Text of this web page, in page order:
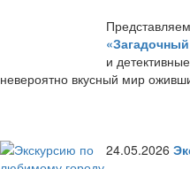
и
невероятно вкусный мир
24.05.2026